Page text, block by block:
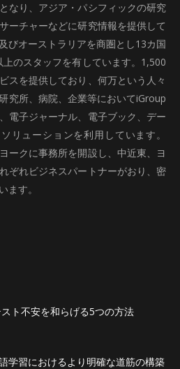
なり、アジア・パシフィックの研究
ーチャーなどに研究情報を提供して
びオーストラリアを商圏とし13カ国
のスタッフを有しています。1,500
スを提供しており、何万という人々
究所、病院、企業等においてiGroup
電子ジャーナル、電子ブック、デー
リューションを利用しています。
ークに事務所を開設し、中近東、ヨ
ぞれビジネスパートナーがおり、密
ます。
ト不安を和らげる5つの方法
学習におけるより明確な道筋の構築